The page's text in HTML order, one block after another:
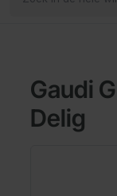
Gaudi
Delig